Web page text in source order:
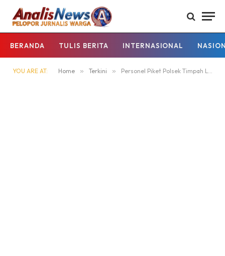
BERANDA TULIS BERITA INTERNASIONAL
YOU ARE AT: Home » Terkini » Personel Piket Polsek Timpah Laksanakan Patroli Malam Hari ‎